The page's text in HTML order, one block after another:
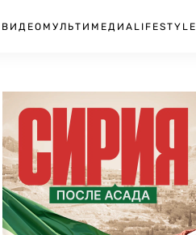
ВИДЕО МУЛЬТИМЕДИА LIFESTYLE